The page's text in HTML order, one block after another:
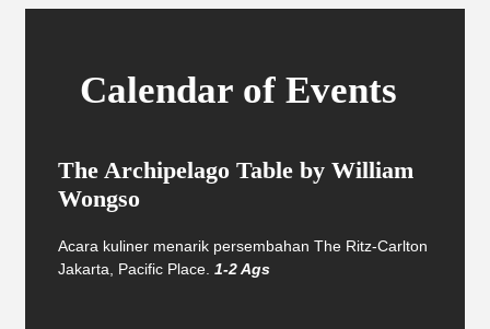
Calendar of Events
The Archipelago Table by William
Wongso
Acara kuliner menarik persembahan The Ritz-Carlton
Jakarta, Pacific Place. 1-2 Ags